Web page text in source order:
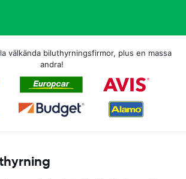
välkända biluthyrningsfirmor, plus en massa
andra!